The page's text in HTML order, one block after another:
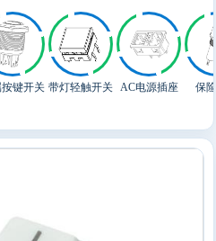
键开关 带灯轻触开关 AC电源插座 保